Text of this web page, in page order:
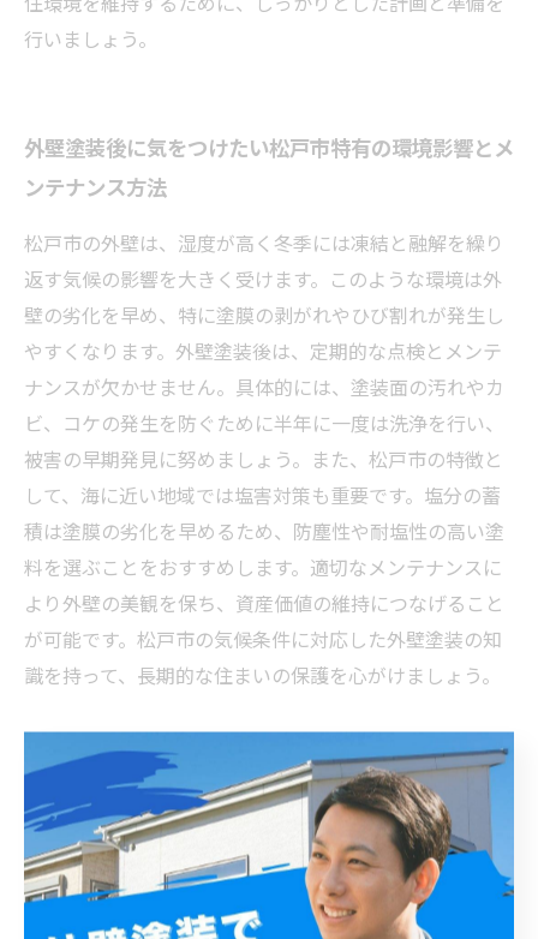
行いましょう。
外壁塗装後に気をつけたい松戸市特有の環境影響とメ
ンテナンス方法
松戸市の外壁は、湿度が高く冬季には凍結と融解を繰り
返す気候の影響を大きく受けます。このような環境は外
壁の劣化を早め、特に塗膜の剥がれやひび割れが発生し
やすくなります。外壁塗装後は、定期的な点検とメンテ
ナンスが欠かせません。具体的には、塗装面の汚れやカ
ビ、コケの発生を防ぐために半年に一度は洗浄を行い、
被害の早期発見に努めましょう。また、松戸市の特徴と
して、海に近い地域では塩害対策も重要です。塩分の蓄
積は塗膜の劣化を早めるため、防塵性や耐塩性の高い塗
料を選ぶことをおすすめします。適切なメンテナンスに
より外壁の美観を保ち、資産価値の維持につなげること
が可能です。松戸市の気候条件に対応した外壁塗装の知
識を持って、長期的な住まいの保護を心がけましょう。
松戸市での外壁リフォームを終えて感じた、費用対効
果と快適な住環境の実現
松戸市での外壁リフォームを検討する際、まず知ってお
きたいのが費用の相場です。一般的に、外壁塗装の費用